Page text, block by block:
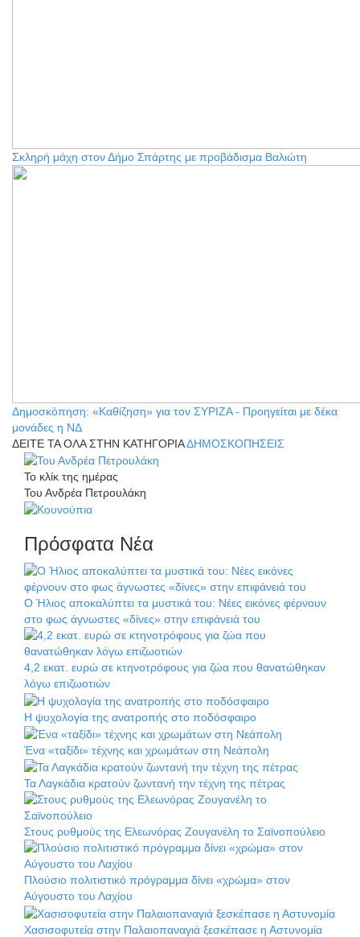
Σκληρή μάχη στον Δήμο Σπάρτης με προβάδισμα Βαλιώτη
Δημοσκόπηση: «Καθίζηση» για τον ΣΥΡΙΖΑ - Προηγείται με δέκα
μονάδες η ΝΔ
ΔΕΙΤΕ ΤΑ ΟΛΑ ΣΤΗΝ ΚΑΤΗΓΟΡΙΑΔΗΜΟΣΚΟΠΗΣΕΙΣ
Το κλίκ της ημέρας
Του Ανδρέα Πετρουλάκη
Πρόσφατα Νέα
Ο Ήλιος αποκαλύπτει τα μυστικά του: Νέες εικόνες φέρνουν
στο φως άγνωστες «δίνες» στην επιφάνειά του
4,2 εκατ. ευρώ σε κτηνοτρόφους για ζώα που θανατώθηκαν
λόγω επιζωοτιών
Η ψυχολογία της ανατροπής στο ποδόσφαιρο
Ένα «ταξίδι» τέχνης και χρωμάτων στη Νεάπολη
Τα Λαγκάδια κρατούν ζωντανή την τέχνη της πέτρας
Στους ρυθμούς της Ελεωνόρας Ζουγανέλη το Σαϊνοπούλειο
Πλούσιο πολιτιστικό πρόγραμμα δίνει «χρώμα» στον
Αύγουστο του Λαχίου
Χασισοφυτεία στην Παλαιοπαναγιά ξεσκέπασε η Αστυνομία